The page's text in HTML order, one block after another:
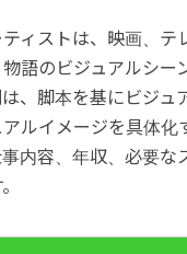
ィストは、映画、
語のビジュアルシ
は、脚本を基にビジ
ルイメージを具体
内容、年収、必要